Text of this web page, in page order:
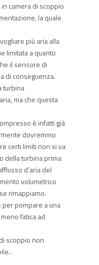
camera di scoppio
la quale
più aria alla
limitata a quanto
il sensore di
di conseguenza.
turbina
ma che questa
è infatti già
dovremmo
certi limiti non si va
della turbina prima
d’aria del
volumetrico
rimappiamo.
per pompare a una
fatica ad
scoppio non